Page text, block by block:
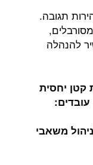
תגובה.
להנהלה
קטן יחסית
משאבי